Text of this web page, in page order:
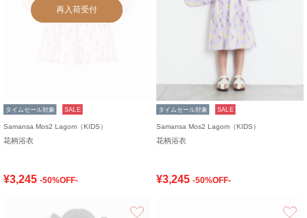
再入荷受付
タイムセール対象 SALE
Samansa Mos2 Lagom（KIDS）
花柄浴衣
¥3,245 -50%OFF-
タイムセール対象 SALE
Samansa Mos2 Lagom（KIDS）
花柄浴衣
¥3,245 -50%OFF-